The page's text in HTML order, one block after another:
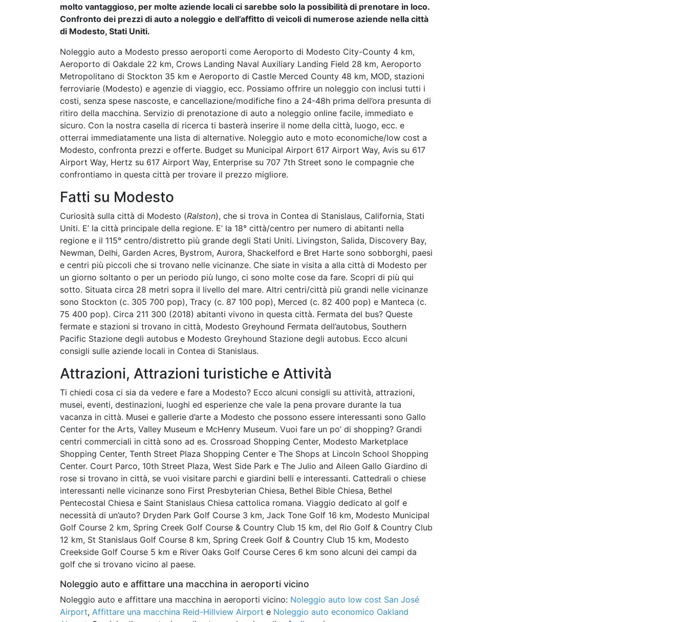
molto vantaggioso, per molte aziende locali ci sarebbe solo la possibilità di prenotare in loco.
Confronto dei prezzi di auto a noleggio e dell’affitto di veicoli di numerose aziende nella città
di Modesto, Stati Uniti.
Noleggio auto a Modesto presso aeroporti come Aeroporto di Modesto City-County 4 km,
Aeroporto di Oakdale 22 km, Crows Landing Naval Auxiliary Landing Field 28 km, Aeroporto
Metropolitano di Stockton 35 km e Aeroporto di Castle Merced County 48 km, MOD, stazioni
ferroviarie (Modesto) e agenzie di viaggio, ecc. Possiamo offrire un noleggio con inclusi tutti i
costi, senza spese nascoste, e cancellazione/modifiche fino a 24-48h prima dell’ora presunta di
ritiro della macchina. Servizio di prenotazione di auto a noleggio online facile, immediato e
sicuro. Con la nostra casella di ricerca ti basterà inserire il nome della città, luogo, ecc. e
otterrai immediatamente una lista di alternative. Noleggio auto e moto economiche/low cost a
Modesto, confronta prezzi e offerte. Budget su Municipal Airport 617 Airport Way, Avis su 617
Airport Way, Hertz su 617 Airport Way, Enterprise su 707 7th Street sono le compagnie che
confrontiamo in questa città per trovare il prezzo migliore.
Fatti su Modesto
Curiosità sulla città di Modesto (Ralston), che si trova in Contea di Stanislaus, California, Stati
Uniti. E’ la città principale della regione. E’ la 18° città/centro per numero di abitanti nella
regione e il 115° centro/distretto più grande degli Stati Uniti. Livingston, Salida, Discovery Bay,
Newman, Delhi, Garden Acres, Bystrom, Aurora, Shackelford e Bret Harte sono sobborghi, paesi
e centri più piccoli che si trovano nelle vicinanze. Che siate in visita a alla città di Modesto per
un giorno soltanto o per un periodo più lungo, ci sono molte cose da fare. Scopri di più qui
sotto. Situata circa 28 metri sopra il livello del mare. Altri centri/città più grandi nelle vicinanze
sono Stockton (c. 305 700 pop), Tracy (c. 87 100 pop), Merced (c. 82 400 pop) e Manteca (c.
75 400 pop). Circa 211 300 (2018) abitanti vivono in questa città. Fermata del bus? Queste
fermate e stazioni si trovano in città, Modesto Greyhound Fermata dell’autobus, Southern
Pacific Stazione degli autobus e Modesto Greyhound Stazione degli autobus. Ecco alcuni
consigli sulle aziende locali in Contea di Stanislaus.
Attrazioni, Attrazioni turistiche e Attività
Ti chiedi cosa ci sia da vedere e fare a Modesto? Ecco alcuni consigli su attività, attrazioni,
musei, eventi, destinazioni, luoghi ed esperienze che vale la pena provare durante la tua
vacanza in città. Musei e gallerie d’arte a Modesto che possono essere interessanti sono Gallo
Center for the Arts, Valley Museum e McHenry Museum. Vuoi fare un po’ di shopping? Grandi
centri commerciali in città sono ad es. Crossroad Shopping Center, Modesto Marketplace
Shopping Center, Tenth Street Plaza Shopping Center e The Shops at Lincoln School Shopping
Center. Court Parco, 10th Street Plaza, West Side Park e The Julio and Aileen Gallo Giardino di
rose si trovano in città, se vuoi visitare parchi e giardini belli e interessanti. Cattedrali o chiese
interessanti nelle vicinanze sono First Presbyterian Chiesa, Bethel Bible Chiesa, Bethel
Pentecostal Chiesa e Saint Stanislaus Chiesa cattolica romana. Viaggio dedicato al golf e
necessità di un’auto? Dryden Park Golf Course 3 km, Jack Tone Golf 16 km, Modesto Municipal
Golf Course 2 km, Spring Creek Golf Course & Country Club 15 km, del Rio Golf & Country Club
12 km, St Stanislaus Golf Course 8 km, Spring Creek Golf & Country Club 15 km, Modesto
Creekside Golf Course 5 km e River Oaks Golf Course Ceres 6 km sono alcuni dei campi da
golf che si trovano vicino al paese.
Noleggio auto e affittare una macchina in aeroporti vicino
Noleggio auto e affittare una macchina in aeroporti vicino: Noleggio auto low cost San José
Airport, Affittare una macchina Reid-Hillview Airport e Noleggio auto economico Oakland